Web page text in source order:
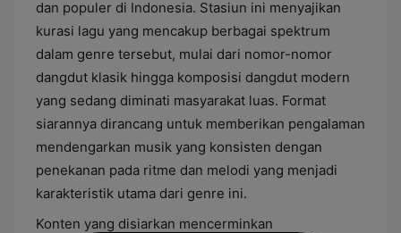
dan populer di Indonesia. Stasiun ini menyajikan
kurasi lagu yang mencakup berbagai spektrum
dalam genre tersebut, mulai dari nomor-nomor
dangdut klasik hingga komposisi dangdut modern
yang sedang diminati masyarakat luas. Format
siarannya dirancang untuk memberikan pengalaman
mendengarkan musik yang konsisten dengan
penekanan pada ritme dan melodi yang menjadi
karakteristik utama dari genre ini.
Konten yang disiarkan mencerminkan